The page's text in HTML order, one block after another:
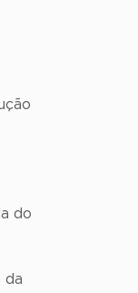
do
da